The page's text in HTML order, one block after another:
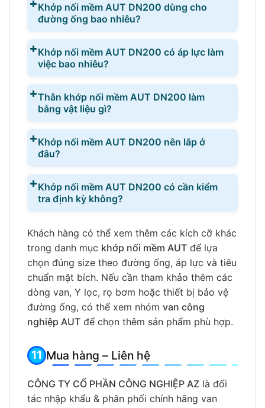
Khớp nối mềm AUT DN200 dùng cho
đường ống bao nhiêu?
Khớp nối mềm AUT DN200 có áp lực làm
việc bao nhiêu?
Thân khớp nối mềm AUT DN200 làm
bằng vật liệu gì?
Khớp nối mềm AUT DN200 nên lắp ở
đâu?
Khớp nối mềm AUT DN200 có cần kiểm
tra định kỳ không?
Khách hàng có thể xem thêm các kích cỡ khác
trong danh mục khớp nối mềm AUT để lựa
chọn đúng size theo đường ống, áp lực và tiêu
chuẩn mặt bích. Nếu cần tham khảo thêm các
dòng van, Y lọc, rọ bơm hoặc thiết bị bảo vệ
đường ống, có thể xem nhóm van công
nghiệp AUT để chọn thêm sản phẩm phù hợp.
Mua hàng – Liên hệ
CÔNG TY CỔ PHẦN CÔNG NGHIỆP AZ là đối
tác nhập khẩu & phân phối chính hãng van